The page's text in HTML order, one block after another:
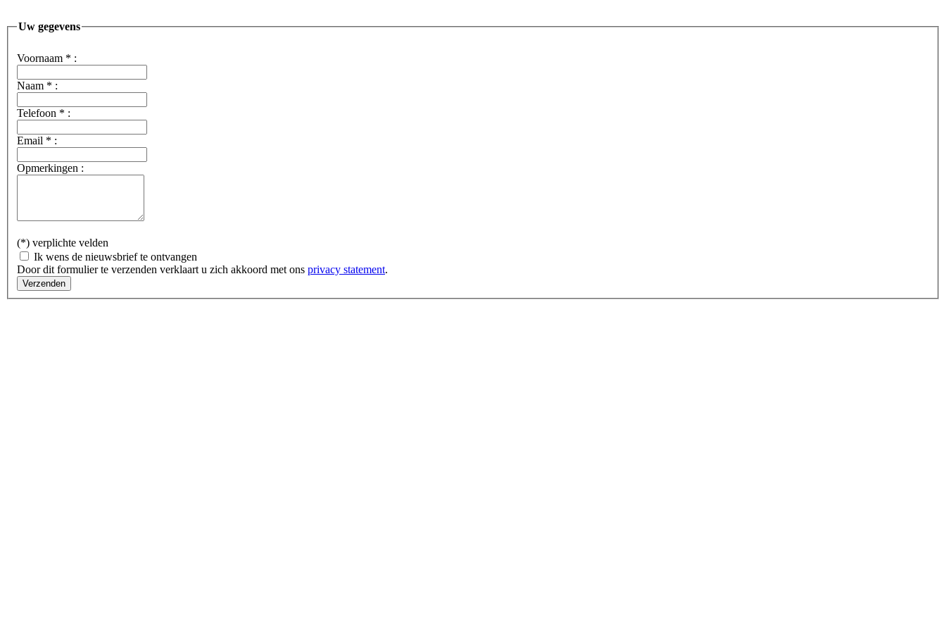
Uw gegevens
Voornaam * :
Naam * :
Telefoon * :
Email * :
Opmerkingen :
(*) verplichte velden
Ik wens de nieuwsbrief te ontvangen
Door dit formulier te verzenden verklaart u zich akkoord met ons privacy statement.
Verzenden